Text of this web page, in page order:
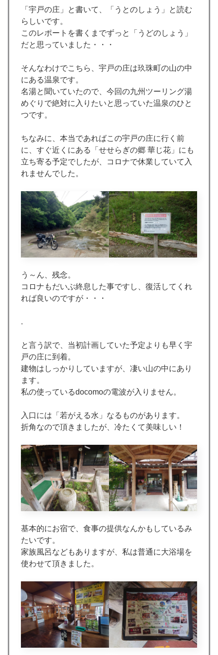
「宇戸の庄」と書いて、「うとのしょう」と読む
らしいです。
このレポートを書くまでずっと「うどのしょう」
だと思っていました・・・
そんなわけでこちら、宇戸の庄は玖珠町の山の中
にある温泉です。
名湯と聞いていたので、今回の九州ツーリング湯
めぐりで絶対に入りたいと思っていた温泉のひと
つです。
ちなみに、本当であればこの宇戸の庄に行く前
に、すぐ近くにある「せせらぎの郷 華じ花」にも
立ち寄る予定でしたが、コロナで休業していて入
れませんでした。
う～ん、残念。
コロナもだいぶ終息した事ですし、復活してくれ
れば良いのですが・・・
.
と言う訳で、当初計画していた予定よりも早く宇
戸の庄に到着。
建物はしっかりしていますが、凄い山の中にあり
ます。
私の使っているdocomoの電波が入りません。
入口には「若がえる水」なるものがあります。
折角なので頂きましたが、冷たくて美味しい！
基本的にお宿で、食事の提供なんかもしているみ
たいです。
家族風呂などもありますが、私は普通に大浴場を
使わせて頂きました。